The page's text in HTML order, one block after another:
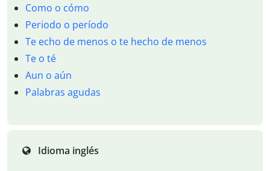
Como o cómo
Periodo o período
Te echo de menos o te hecho de menos
Te o té
Aun o aún
Palabras agudas
Idioma inglés